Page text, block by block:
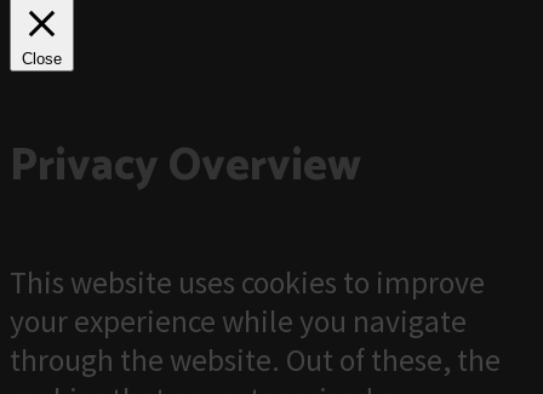
Close
Privacy Overview
This website uses cookies to improve
your experience while you navigate
through the website. Out of these, the